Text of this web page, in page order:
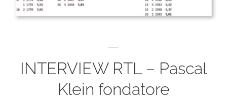
INTERVIEW RTL – Pascal
Klein fondatore